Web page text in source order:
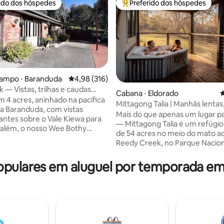
de 5, 257 avaliações
preferidos dos hóspedes
dos hóspedes
⋅ Baranduda 4,98 de uma avaliação média de 5, 316
4,98 (316)
— Vistas, trilhas e caudas
4 acres, aninhado na pacífica
Baranduda, com vistas
sobre o Vale Kiewa para
o nosso Wee Bothy
renovada. Aceita
estimação, com trilhas na
Entre os melhores preferidos
Preferido dos hóspedes
Cabana ⋅ Eldorado
Mittagong Talia | Manhãs
estreladas
Mais do que apenas um lugar
— Mittagong Talia é um
de 54 acres no meio do mato
Reedy Creek, no Parque
Beechworth, projetado para
a relaxar e descontrair.
até 6 pessoas. Mais adequado
e adultos. Devido ao ambiente
em aluguel por temporada